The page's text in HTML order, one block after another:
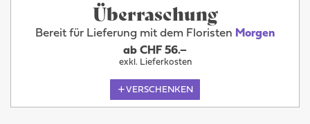
Überraschung
Bereit für Lieferung mit dem Floristen Morgen
ab CHF 56.–
exkl. Lieferkosten
VERSCHENKEN